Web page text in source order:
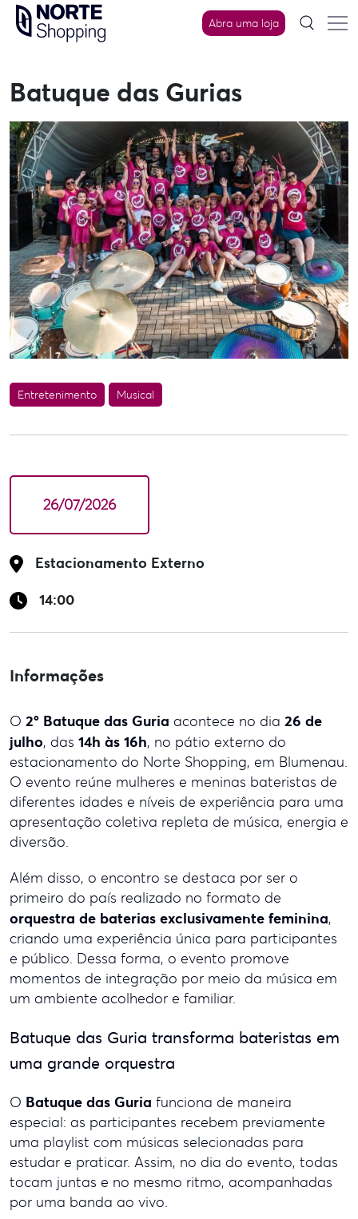
Skip
content
Abra uma loja
Batuque das Gurias
Entretenimento Musical
26/07/2026
Estacionamento Externo
14:00
Informações
O 2º Batuque das Guria acontece no dia 26 de
julho, das 14h às 16h, no pátio externo do
estacionamento do Norte Shopping, em Blumenau.
O evento reúne mulheres e meninas bateristas de
diferentes idades e níveis de experiência para uma
apresentação coletiva repleta de música, energia e
diversão.
Além disso, o encontro se destaca por ser o
primeiro do país realizado no formato de
orquestra de baterias exclusivamente feminina,
criando uma experiência única para participantes
e público. Dessa forma, o evento promove
momentos de integração por meio da música em
um ambiente acolhedor e familiar.
Batuque das Guria transforma bateristas em
uma grande orquestra
O Batuque das Guria funciona de maneira
especial: as participantes recebem previamente
uma playlist com músicas selecionadas para
estudar e praticar. Assim, no dia do evento, todas
tocam juntas e no mesmo ritmo, acompanhadas
por uma banda ao vivo.